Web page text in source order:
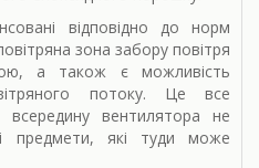
відповідно до норм
зона забору повітря
а також є можливість
потоку. Це все
вентилятора не
предмети, які туди може